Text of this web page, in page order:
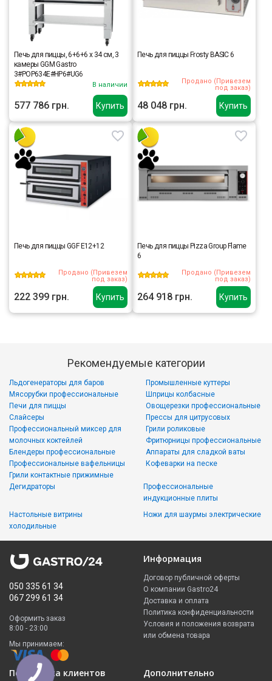
Купить
Печь для пиццы, 6+6+6 х 34 см, 3
камеры GGM Gastro
3#POP634E#HP6#UG6
В наличии
577 786 грн. Купить
Печь для пиццы Frosty BASIC 6
Продано (Привезем
под заказ)
48 048 грн.
Купить
Печь для пиццы GGF E12+12
Продано (Привезем
под заказ)
222 399 грн. Купить
Печь для пиццы Pizza Group Flame
6
Продано (Привезем
под заказ)
264 918 грн.
Рекомендуемые категории
Льдогенераторы для баров
Мясорубки профессиональные
Печи для пиццы
Слайсеры
Промышленные куттеры
Шприцы колбасные
Овощерезки профессиональные
Прессы для цитрусовых
Профессиональный миксер для
молочных коктейлей
Блендеры профессиональные
Профессиональные вафельницы
Грили контактные прижимные
Грили роликовые
Фритюрницы профессиональные
Аппараты для сладкой ваты
Кофеварки на песке
Дегидраторы
Настольные витрины
холодильные
Профессиональные
индукционные плиты
Ножи для шаурмы электрические
050 335 61 34
067 299 61 34
Оформить заказ
8:00 - 23:00
Мы принимаем:
Информация
Договор публичной оферты
О компании Gastro24
Доставка и оплата
Политика конфиденциальности
Условия и положения возврата
или обмена товара
Поддержка клиентов Дополнительно
КНОПКА
ЗВ'ЯЗКУ